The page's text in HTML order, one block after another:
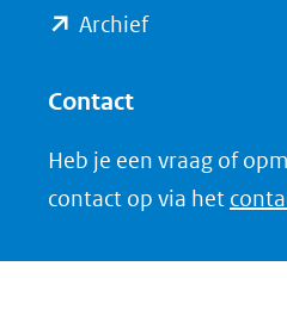
Archief(opent
(verwijst
naar
Contact
Heb je een vraag of
contact op via het